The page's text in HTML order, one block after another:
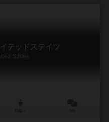
テッドステイツ
States